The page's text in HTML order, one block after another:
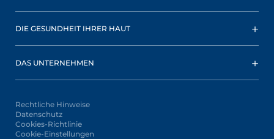
DIE GESUNDHEIT IHRER HAUT
DAS UNTERNEHMEN
Rechtliche Hinweise
Datenschutz
Cookies-Richtlinie
Cookie-Einstellungen